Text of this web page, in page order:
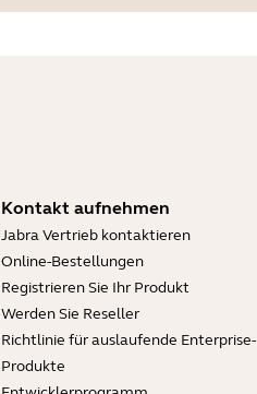
Kontakt aufnehmen
Jabra Vertrieb kontaktieren
Online-Bestellungen
Registrieren Sie Ihr Produkt
Werden Sie Reseller
Richtlinie für auslaufende Enterprise-
Produkte